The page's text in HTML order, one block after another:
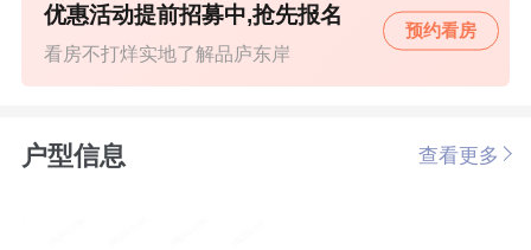
看房不打烊实地了解品庐东岸
优惠活动提前招募中,抢先报名
预约看房
户型信息 查看更多